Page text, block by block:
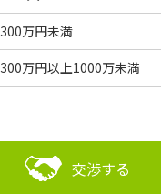
300万円未満
300万円以上1000万未満
交渉する